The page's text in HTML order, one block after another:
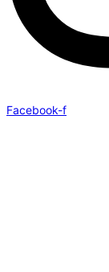
Facebook-f